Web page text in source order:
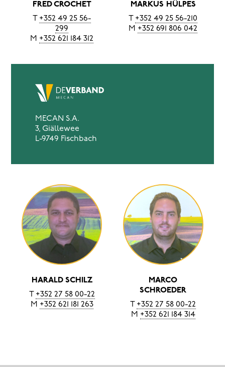
FRED CROCHET
T +352 49 25 56-
299
M +352 621 184 312
MARKUS HÜLPES
T +352 49 25 56-210
M +352 691 806 042
MECAN S.A.
3, Giällewee
L-9749 Fischbach
HARALD SCHILZ
T +352 27 58 00-22
M +352 621 181 263
MARCO
SCHROEDER
T +352 27 58 00-22
M +352 621 184 314